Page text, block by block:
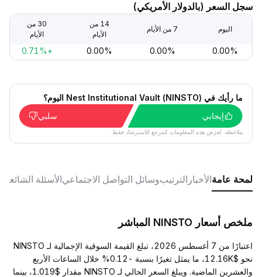
سجل السعر (بالدولار الأمريكي)
اليوم 7 من الأيام
14 من
الأيام
30 من
الأيام
0.00%
0.00%
0.00%
+0.71%
ما رأيك في Nest Institutional Vault (NINSTO) اليوم؟
إيجابي
سلبي
ملاحظة: تُعرَض هذه المعلومات كمرجع للاسترشاد فقط.
لمحة عامةالأخبار الترتيبوسائل التواصل الاجتماعيالأسئلة الشائعة
ملخص أسعار NINSTO المباشر
اعتبارًا من 7 أغسطس 2026، تبلغ القيمة السوقية الإجمالية لـ NINSTO
نحو $12.16K، ما يمثل تغيرًا بنسبة -0.12% خلال الساعات الأربع
والعشرين الماضية. ويبلغ السعر الحالي لـ NINSTO مقدار $1.019، بينما